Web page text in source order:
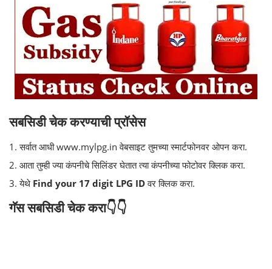
सबसिडी चेक करण्याची प्रॉसेस
1. सर्वात आधी www.mylpg.in वेबसाइट तुमच्या स्मार्टफोनवर ओपन करा.
2. आता तुम्ही ज्या कंपनीचे सिलिंडर घेतात त्या कंपनीच्या फोटोवर क्लिक करा.
3. येथे Find your 17 digit LPG IDवर क्लिक करा.
गॅस सबसिडी चेक करा👇👇